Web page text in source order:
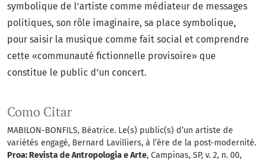
Como Citar
MABILON-BONFILS, Béatrice. Le(s) public(s) d’un artiste de
variétés engagé, Bernard Lavilliers, à l’ère de la post-modernité.
Proa: Revista de Antropologia e Arte, Campinas, SP, v. 2, n. 00,
symbolique de l'artiste comme médiateur de messages
politiques, son rôle imaginaire, sa place symbolique,
pour saisir la musique comme fait social et comprendre
cette «communauté fictionnelle provisoire» que
constitue le public d’un concert.